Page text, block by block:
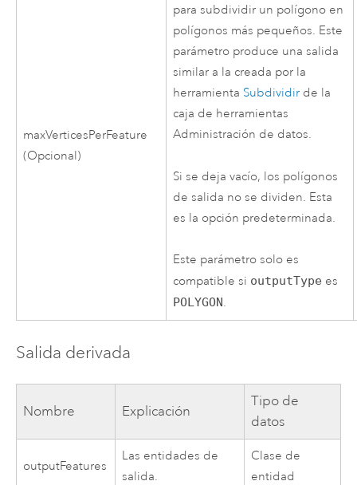
maxVerticesPerFeature
(Opcional)
para subdividir un polígono en
polígonos más pequeños. Este
parámetro produce una salida
similar a la creada por la
herramienta Subdividir de la
caja de herramientas
Administración de datos.
Si se deja vacío, los polígonos
de salida no se dividen. Esta
es la opción predeterminada.
Este parámetro solo es
compatible si outputType es
POLYGON.
Salida derivada
Nombre Explicación
Tipo de
datos
outputFeatures
Las entidades de
salida.
Clase de
entidad